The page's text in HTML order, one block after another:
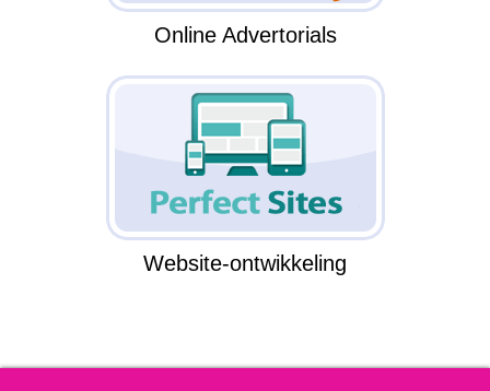
Online Advertorials
Website-ontwikkeling